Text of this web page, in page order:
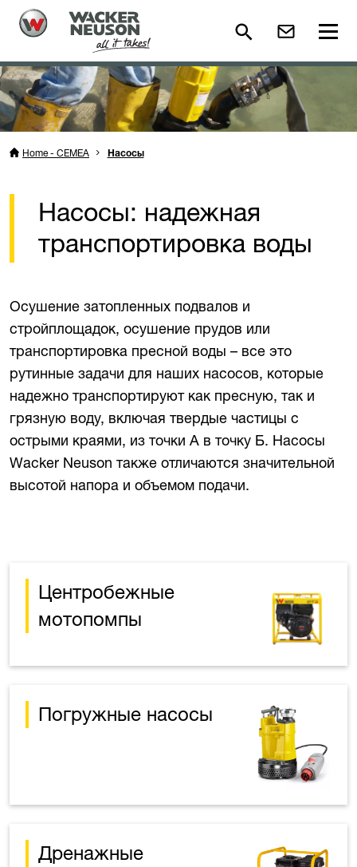
Home - CEMEA Насосы
Насосы: надежная
транспортировка воды
Осушение затопленных подвалов и
стройплощадок, осушение прудов или
транспортировка пресной воды – все это
рутинные задачи для наших насосов, которые
надежно транспортируют как пресную, так и
грязную воду, включая твердые частицы с
острыми краями, из точки А в точку Б. Насосы
Wacker Neuson также отличаются значительной
высотой напора и объемом подачи.
Центробежные
мотопомпы
Погружные насосы
Дренажные